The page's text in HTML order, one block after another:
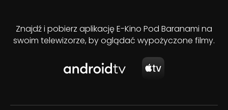
Znajdź i pobierz aplikację E-Kino Pod Baranami na
swoim telewizorze, by oglądać wypożyczone filmy.